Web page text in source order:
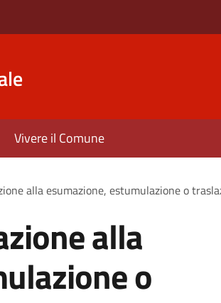
Vivere il Comune
alla esumazione, estumulazione o
alla
o